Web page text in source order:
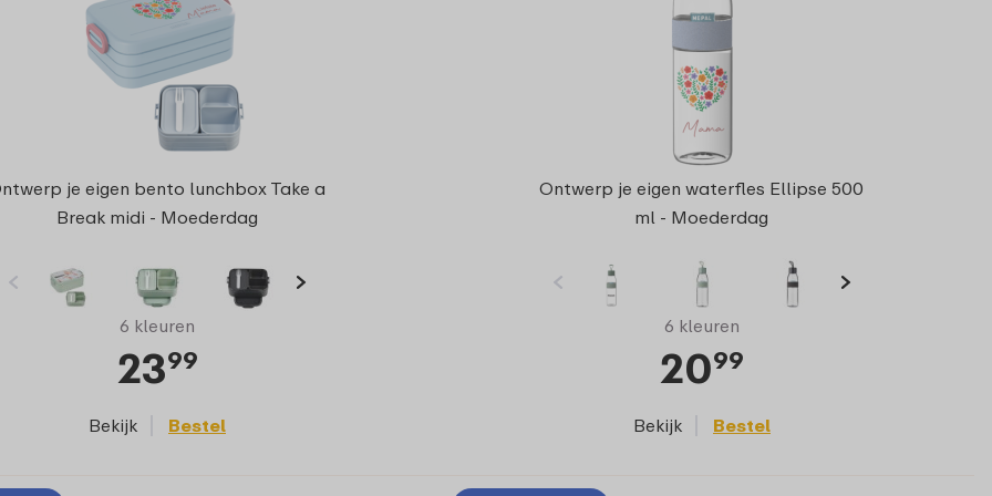
je eigen bento lunchbox Take a
Break midi - Moederdag
6 kleuren
2399
Bekijk Bestel
Ontwerp je eigen waterfles Ellipse 500
ml - Moederdag
6 kleuren
2099
Bekijk Bestel